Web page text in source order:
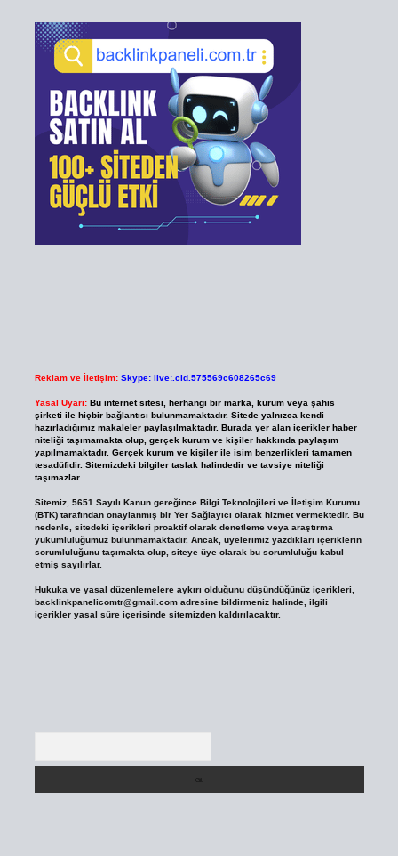
Reklam ve İletişim: Skype: live:.cid.575569c608265c69
Yasal Uyarı: Bu internet sitesi, herhangi bir marka, kurum veya şahıs
şirketi ile hiçbir bağlantısı bulunmamaktadır. Sitede yalnızca kendi
hazırladığımız makaleler paylaşılmaktadır. Burada yer alan içerikler haber
niteliği taşımamakta olup, gerçek kurum ve kişiler hakkında paylaşım
yapılmamaktadır. Gerçek kurum ve kişiler ile isim benzerlikleri tamamen
tesadüfidir. Sitemizdeki bilgiler taslak halindedir ve tavsiye niteliği
taşımazlar.
Sitemiz, 5651 Sayılı Kanun gereğince Bilgi Teknolojileri ve İletişim Kurumu
(BTK) tarafından onaylanmış bir Yer Sağlayıcı olarak hizmet vermektedir. Bu
nedenle, sitedeki içerikleri proaktif olarak denetleme veya araştırma
yükümlülüğümüz bulunmamaktadır. Ancak, üyelerimiz yazdıkları içeriklerin
sorumluluğunu taşımakta olup, siteye üye olarak bu sorumluluğu kabul
etmiş sayılırlar.
Hukuka ve yasal düzenlemelere aykırı olduğunu düşündüğünüz içerikleri,
backlinkpanelicomtr@gmail.comadresine bildirmeniz halinde, ilgili
içerikler yasal süre içerisinde sitemizden kaldırılacaktır.